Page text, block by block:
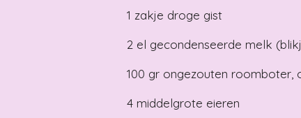
1 zakje droge gist
2 el gecondenseerde melk
100 gr ongezouten roomboter,
4 middelgrote eieren